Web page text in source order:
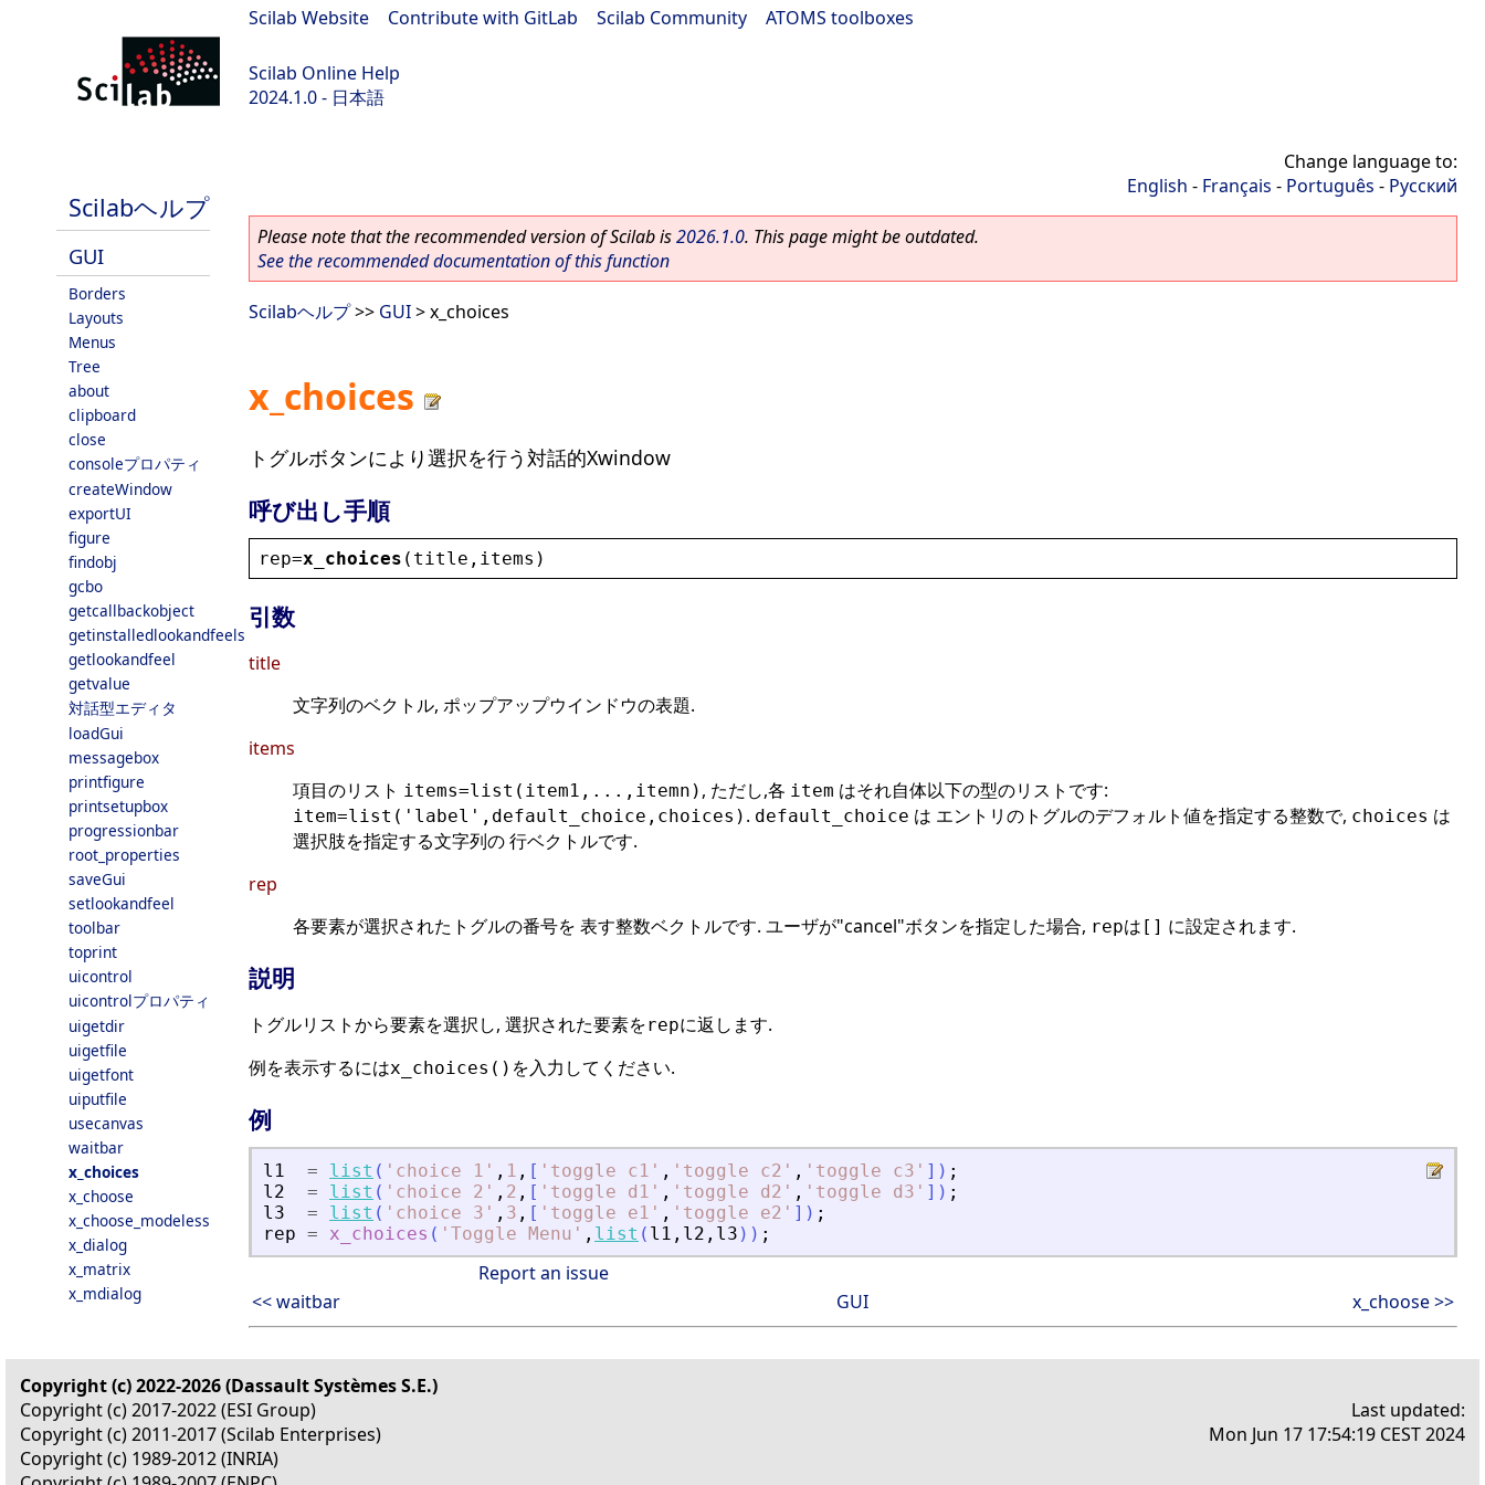
Scilab Website Contribute with GitLab Scilab Community ATOMS toolboxes
Scilab Online Help
2024.1.0 - 日本語
Scilabヘルプ
GUI
Borders
Layouts
Menus
Tree
about
clipboard
close
consoleプロパティ
createWindow
exportUI
figure
findobj
gcbo
getcallbackobject
getinstalledlookandfeels
getlookandfeel
getvalue
対話型エディタ
loadGui
messagebox
printfigure
printsetupbox
progressionbar
root_properties
saveGui
setlookandfeel
toolbar
toprint
uicontrol
uicontrolプロパティ
uigetdir
uigetfile
uigetfont
uiputfile
usecanvas
waitbar
x_choices
x_choose
x_choose_modeless
x_dialog
x_matrix
x_mdialog
Change language to:
English - Français - Português - Русский
Please note that the recommended version of Scilab is2026.1.0. This page might be outdated.
See the recommended documentation of this function
Scilabヘルプ>> GUI> x_choices
x_choices
トグルボタンにより選択を行う対話的Xwindow
呼び出し手順
rep=x_choices ( title , items )
引数
title
文字列のベクトル, ポップアップウインドウの表題.
items
項目のリスト items=list(item1,...,itemn) , ただし,各 item はそれ自体以下の型のリストです:
item=list('label',default_choice,choices) . default_choice は エントリのトグルのデフォルト値を指定する整数で, choices は
選択肢を指定する文字列の 行ベクトルです.
rep
各要素が選択されたトグルの番号を 表す整数ベクトルです. ユーザが"cancel"ボタンを指定した場合, repは [] に設定されます.
説明
トグルリストから要素を選択し, 選択された要素をrepに返します.
例を表示するにはx_choices() を入力してください.
例
l1 = list ( ' choice 1 ' , 1 , [ ' toggle c1 ' , ' toggle c2 ' , ' toggle c3 ' ] ) ;
l2
= list ( ' choice 2 ' , 2 , [ ' toggle d1 ' , ' toggle d2 ' , ' toggle d3 ' ] ) ;
l3
= list ( ' choice 3 ' , 3 , [ ' toggle e1 ' , ' toggle e2 ' ] ) ;
rep = x_choices ( ' Toggle Menu ' , list ( l1 , l2 , l3 ) ) ;
Report an issue
<< waitbar
GUI x_choose >>
Copyright (c) 2022-2026 (Dassault Systèmes S.E.)
Copyright (c) 2017-2022 (ESI Group)
Copyright (c) 2011-2017 (Scilab Enterprises)
Copyright (c) 1989-2012 (INRIA)
Last updated:
Mon Jun 17 17:54:19 CEST 2024